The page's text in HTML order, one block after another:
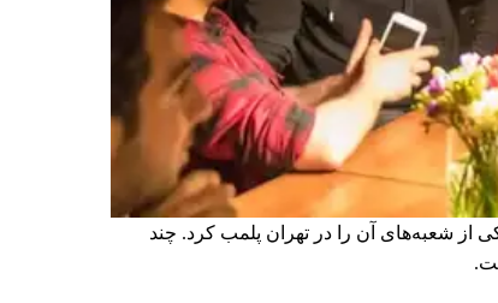
شعبه‌های آن را در تهران پلمب کرد. چند